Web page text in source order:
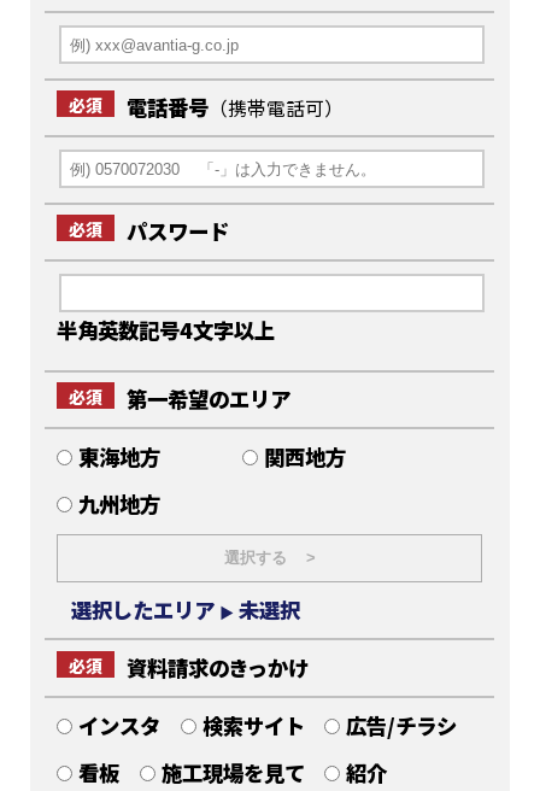
必須 電話番号 （携帯電話可）
必須 パスワード
半角英数記号4文字以上
必須
第一希望のエリア
東海地方
関西地方
九州地方
選択する >
選択したエリア ▶ 未選択
必須
資料請求のきっかけ
インスタ
検索サイト
広告/チラシ
看板
施工現場を見て
紹介